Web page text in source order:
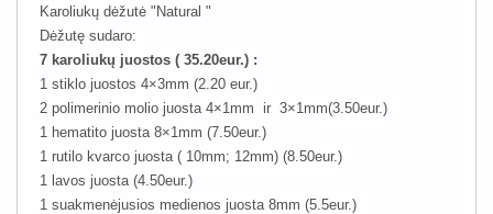
Karoliukų dėžutė "Natural "
Dėžutę sudaro:
7 karoliukų juostos ( 35.20eur.) :
1 stiklo juostos 4×3mm (2.20 eur.)
2 polimerinio molio juosta 4×1mm ir 3×1mm(3.50eur.)
1 hematito juosta 8×1mm (7.50eur.)
1 rutilo kvarco juosta ( 10mm; 12mm) (8.50eur.)
1 lavos juosta (4.50eur.)
1 suakmenėjusios medienos juosta 8mm (5.5eur.)